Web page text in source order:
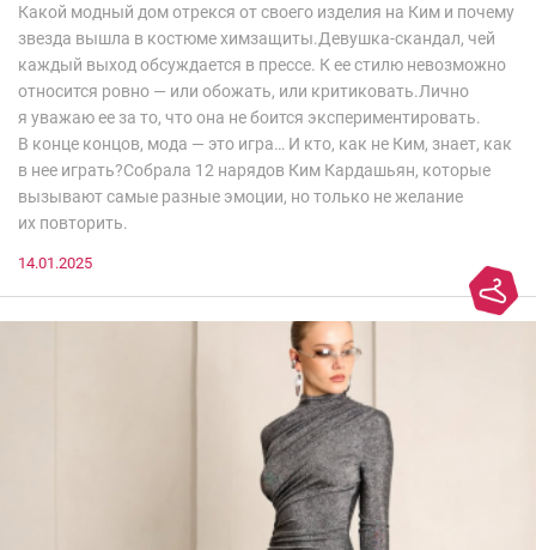
Какой модный дом отрекся от своего изделия на Ким и почему
звезда вышла в костюме химзащиты.Девушка-скандал, чей
каждый выход обсуждается в прессе. К ее стилю невозможно
относится ровно — или обожать, или критиковать.Лично
я уважаю ее за то, что она не боится экспериментировать.
В конце концов, мода — это игра… И кто, как не Ким, знает, как
в нее играть?Собрала 12 нарядов Ким Кардашьян, которые
вызывают самые разные эмоции, но только не желание
их повторить.
14.01.2025